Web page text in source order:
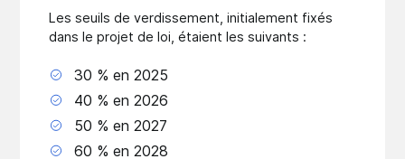
Les seuils de verdissement, initialement fixés
dans le projet de loi, étaient les suivants :
30 % en 2025
40 % en 2026
50 % en 2027
60 % en 2028